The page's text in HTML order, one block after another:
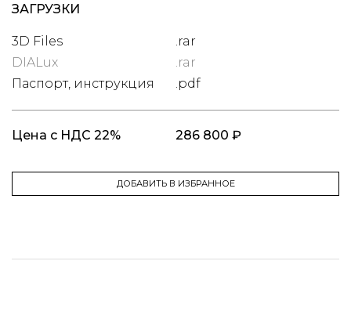
ЗАГРУЗКИ
3D Files
.rar
DIALux
.rar
Паспорт, инструкция
.pdf
Цена с НДС 22% 286 800 ₽
ДОБАВИТЬ В ИЗБРАННОЕ